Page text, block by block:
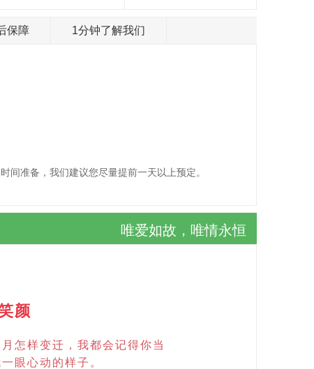
保障 1分钟了解我们
间准备，我们建议您尽量提前一天以上预定。
唯爱如故，唯情永恒
颜
怎样变迁，我都会记得你当
眼心动的样子。